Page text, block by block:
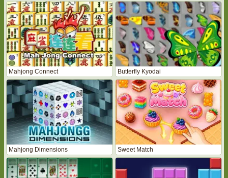
Mahjong Connect Butterfly Kyodai
Mahjong Dimensions Sweet Match